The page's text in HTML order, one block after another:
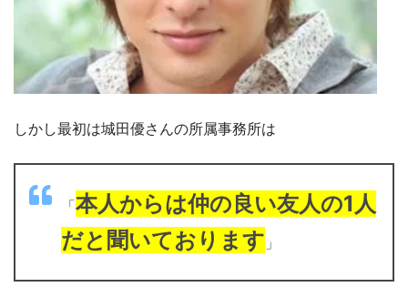
しかし最初は城田優さんの所属事務所は
「本人からは仲の良い友人の1人
だと聞いております 」